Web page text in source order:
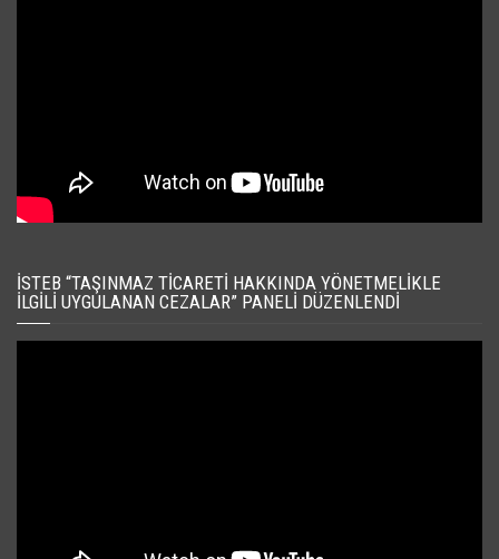
İSTEB “TAŞINMAZ TICARETI HAKKINDA YÖNETMELIKLE
İLGILI UYGULANAN CEZALAR” PANELI DÜZENLENDI